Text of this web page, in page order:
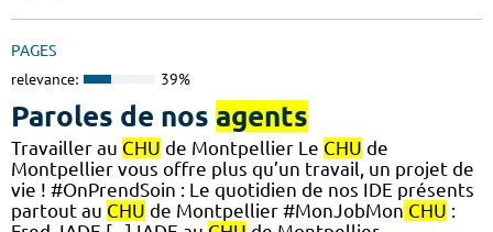
PAGES
relevance: 39%
Paroles de nos agents
Travailler au CHU de Montpellier Le CHU de
Montpellier vous offre plus qu’un travail, un projet de
vie ! #OnPrendSoin : Le quotidien de nos IDE présents
partout au CHU de Montpellier #MonJobMon CHU :